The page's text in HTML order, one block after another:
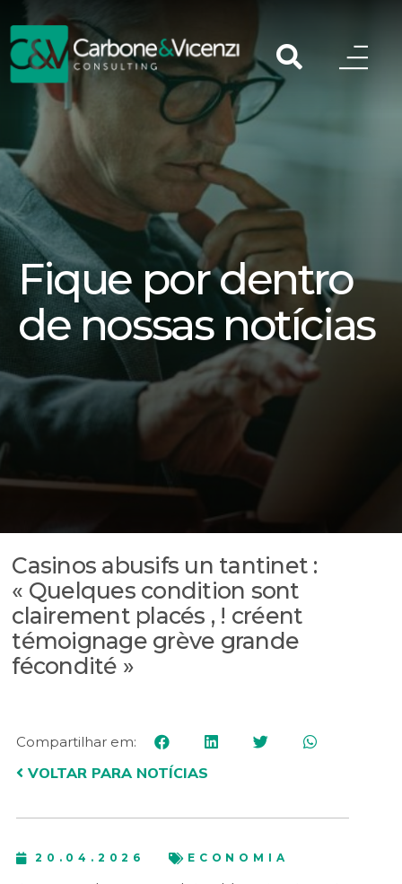
Fique por dentro
de nossas notícias
Casinos abusifs un tantinet :
« Quelques condition sont
clairement placés , ! créent
témoignage grève grande
fécondité »
Compartilhar em:
VOLTAR PARA NOTÍCIAS
20.04.2026 ECONOMIA